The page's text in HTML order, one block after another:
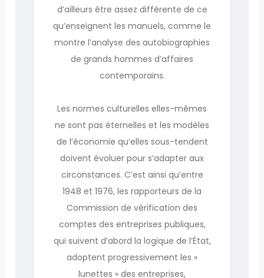
d’ailleurs être assez différente de ce
qu’enseignent les manuels, comme le
montre l’analyse des autobiographies
de grands hommes d’affaires
contemporains.
Les normes culturelles elles-mêmes
ne sont pas éternelles et les modèles
de l’économie qu’elles sous-tendent
doivent évoluer pour s’adapter aux
circonstances. C’est ainsi qu’entre
1948 et 1976, les rapporteurs de la
Commission de vérification des
comptes des entreprises publiques,
qui suivent d’abord la logique de l’État,
adoptent progressivement les «
lunettes » des entreprises,